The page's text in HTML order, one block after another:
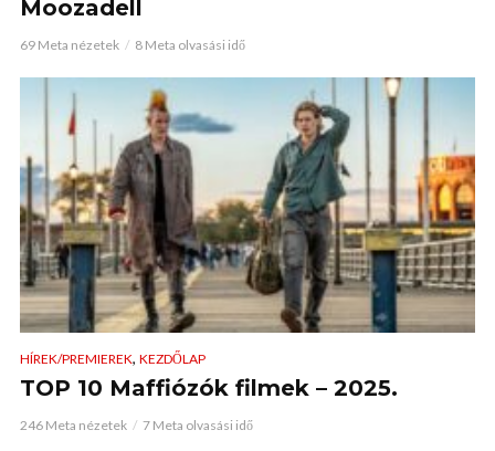
Moozadell
69 Meta nézetek 8 Meta olvasási idő
HÍREK/PREMIEREK, KEZDŐLAP
TOP 10 Maffiózók filmek – 2025.
246 Meta nézetek 7 Meta olvasási idő